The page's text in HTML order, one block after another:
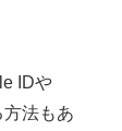
IDや
法もあ